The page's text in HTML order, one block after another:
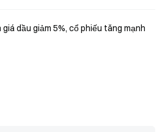
dầu giảm 5%, cổ phiếu tăng mạnh